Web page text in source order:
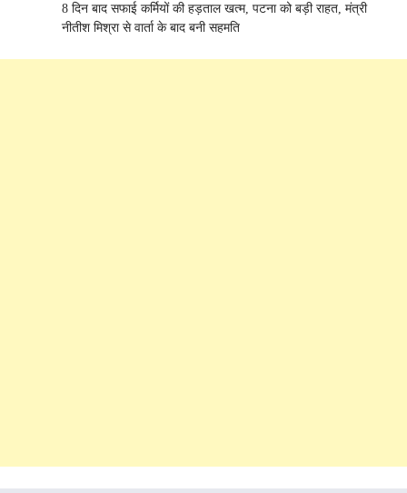
8 दिन बाद सफाई कर्मियों की हड़ताल खत्म, पटना को बड़ी राहत, मंत्री
नीतीश मिश्रा से वार्ता के बाद बनी सहमति